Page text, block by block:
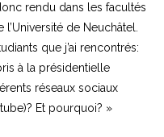
rendu dans les facultés
de Neuchâtel.
que j’ai rencontrés:
à la présidentielle
réseaux sociaux
Et pourquoi? »